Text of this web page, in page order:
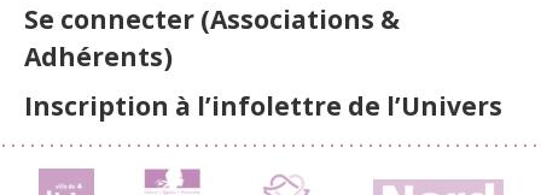
Se connecter (Associations &
Adhérents)
Inscription à l’infolettre de l’Univers